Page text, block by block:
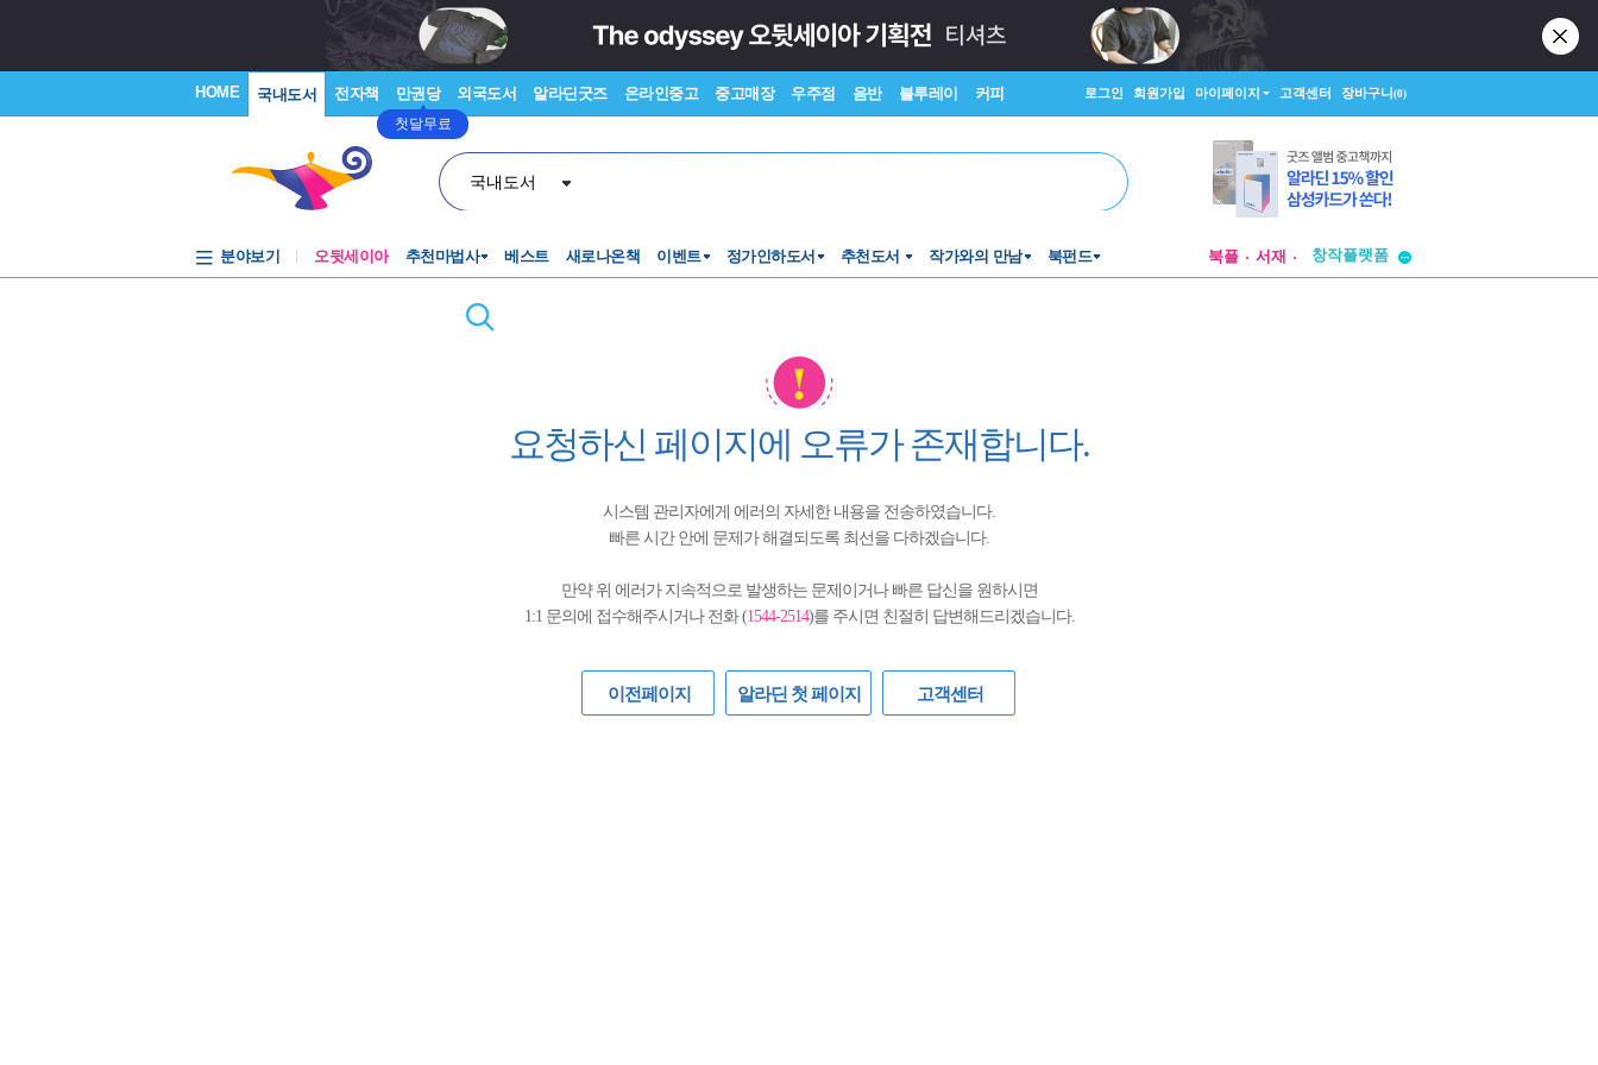
HOME 국내도서 전자책 만권당
첫달무료
외국도서 알라딘굿즈 온라인중고 중고매장 우주점 음반 블루레이 커피 로그인 회원가입 마이페이지 고객센터 장바구니(0)
국내도서
분야보기 오뒷세이아 추천마법사 베스트 새로나온책 이벤트 정가인하도서 추천도서 작가와의 만남 북펀드 북플 서재
투비컨티뉴드
요청하신 페이지에 오류가 존재합니다.
시스템 관리자에게 에러의 자세한 내용을 전송하였습니다.
빠른 시간 안에 문제가 해결되도록 최선을 다하겠습니다.
만약 위 에러가 지속적으로 발생하는 문제이거나 빠른 답신을 원하시면
1:1 문의에 접수해주시거나 전화 (1544-2514)를 주시면 친절히 답변해드리겠습니다.
이전페이지 알라딘 첫 페이지 고객센터